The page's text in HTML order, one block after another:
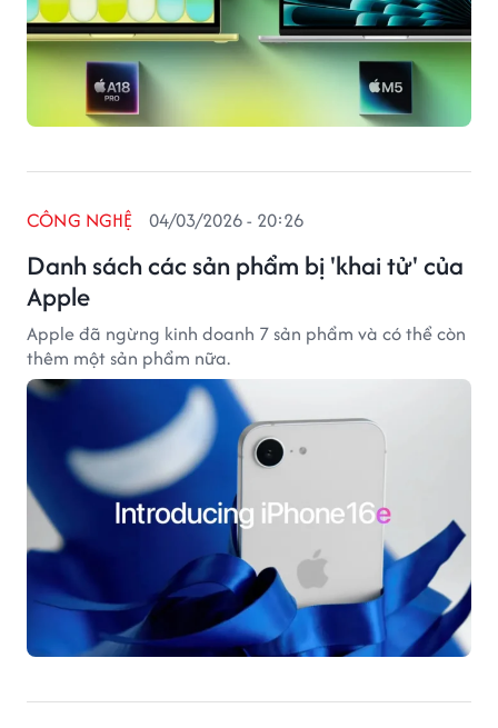
Danh sách các sản phẩm bị 'khai tử' của
Apple
CÔNG NGHỆ 04/03/2026 - 20:26
Apple đã ngừng kinh doanh 7 sản phẩm và có thể còn
thêm một sản phẩm nữa.